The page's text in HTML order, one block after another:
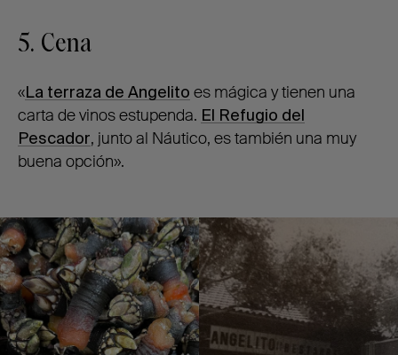
5. Cena
«La terraza de Angelito es mágica y tienen una
carta de vinos estupenda. El Refugio del
Pescador, junto al Náutico, es también una muy
buena opción».